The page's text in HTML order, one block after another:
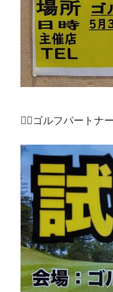
🏌️‍♀️ゴルフパートナ